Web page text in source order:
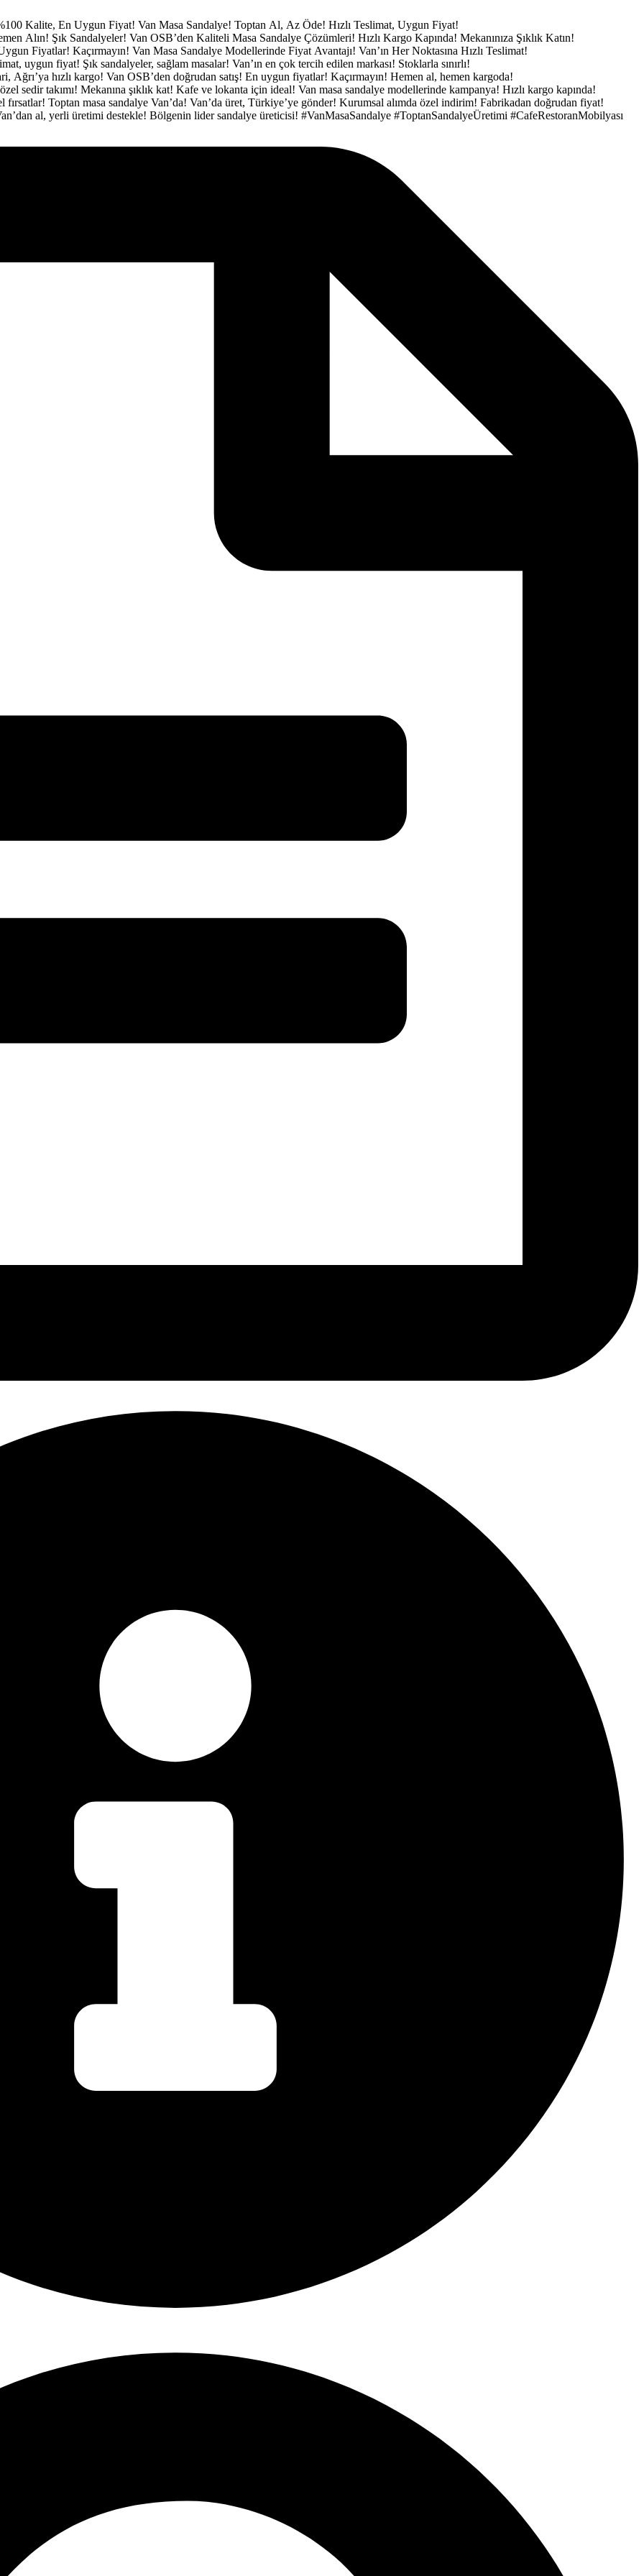
Kalite, En Uygun Fiyat! Van Masa Sandalye! Toptan Al, Az Öde! Hızlı Teslimat, Uygun Fiyat!
Alın! Şık Sandalyeler! Van OSB’den Kaliteli Masa Sandalye Çözümleri! Hızlı Kargo Kapında! Mekanınıza Şıklık Katın!
Fiyatlar! Kaçırmayın! Van Masa Sandalye Modellerinde Fiyat Avantajı! Van’ın Her Noktasına Hızlı Teslimat!
uygun fiyat! Şık sandalyeler, sağlam masalar! Van’ın en çok tercih edilen markası! Stoklarla sınırlı!
Ağrı’ya hızlı kargo! Van OSB’den doğrudan satış! En uygun fiyatlar! Kaçırmayın! Hemen al, hemen kargoda!
sedir takımı! Mekanına şıklık kat! Kafe ve lokanta için ideal! Van masa sandalye modellerinde kampanya! Hızlı kargo kapında!
fırsatlar! Toptan masa sandalye Van’da! Van’da üret, Türkiye’ye gönder! Kurumsal alımda özel indirim! Fabrikadan doğrudan fiyat!
al, yerli üretimi destekle! Bölgenin lider sandalye üreticisi! #VanMasaSandalye #ToptanSandalyeÜretimi #CafeRestoranMobilyası